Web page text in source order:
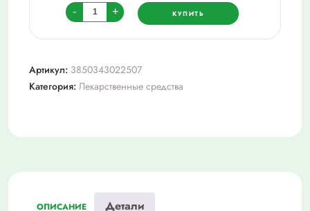
-
Количество
товара
Белосалик
лосьон
+ КУПИТЬ
Артикул: 3850343022507
Категория: Лекарственные средства
ОПИСАНИЕ Детали